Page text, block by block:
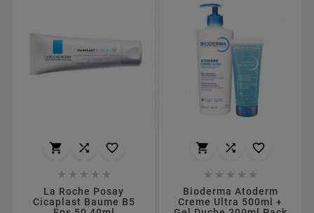
  
    
La Roche Posay
Cicaplast Baume B5
  
    
Bioderma Atoderm
Creme Ultra 500ml +